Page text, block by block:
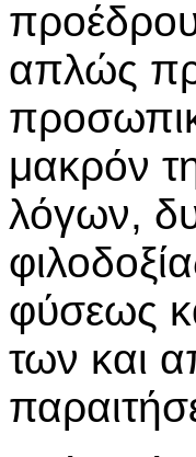
απλώς
μακρόν
λόγων,
φύσεως
των και